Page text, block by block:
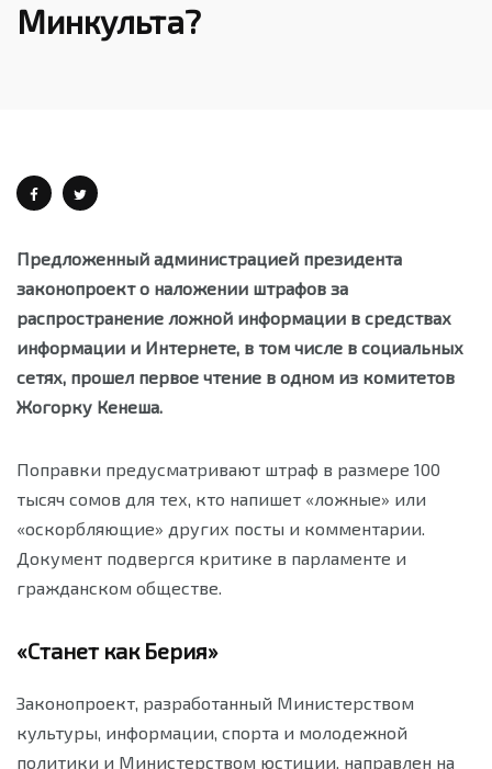
Минкульта?
Предложенный администрацией президента
законопроект о наложении штрафов за
распространение ложной информации в средствах
информации и Интернете, в том числе в социальных
сетях, прошел первое чтение в одном из комитетов
Жогорку Кенеша.
Поправки предусматривают штраф в размере 100
тысяч сомов для тех, кто напишет «ложные» или
«оскорбляющие» других посты и комментарии.
Документ подвергся критике в парламенте и
гражданском обществе.
«Станет как Берия»
Законопроект, разработанный Министерством
культуры, информации, спорта и молодежной
политики и Министерством юстиции, направлен на